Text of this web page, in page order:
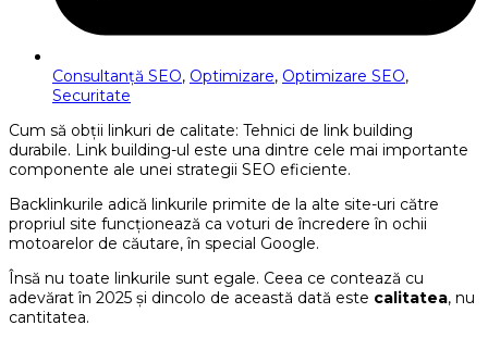
Consultanţă SEO, Optimizare, Optimizare SEO,
Securitate
Cum să obții linkuri de calitate: Tehnici de link building
durabile. Link building-ul este una dintre cele mai importante
componente ale unei strategii SEO eficiente.
Backlinkurile adică linkurile primite de la alte site-uri către
propriul site funcționează ca voturi de încredere în ochii
motoarelor de căutare, în special Google.
Însă nu toate linkurile sunt egale. Ceea ce contează cu
adevărat în 2025 și dincolo de această dată este calitatea, nu
cantitatea.